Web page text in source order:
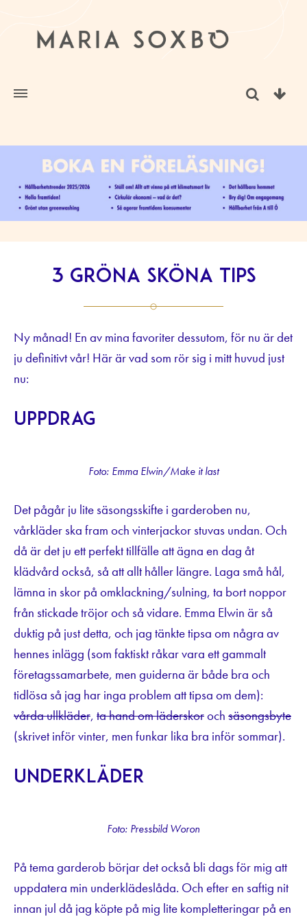
3 gröna sköna tips
Ny månad! En av mina favoriter dessutom, för nu är det
ju definitivt vår! Här är vad som rör sig i mitt huvud just
nu:
Uppdrag
Foto: Emma Elwin/Make it last
Det pågår ju lite säsongsskifte i garderoben nu,
vårkläder ska fram och vinterjackor stuvas undan. Och
då är det ju ett perfekt tillfälle att ägna en dag åt
klädvård också, så att allt håller längre. Laga små hål,
lämna in skor på omklackning/sulning, ta bort noppor
från stickade tröjor och så vidare. Emma Elwin är så
duktig på just detta, och jag tänkte tipsa om några av
hennes inlägg (som faktiskt råkar vara ett gammalt
företagssamarbete, men guiderna är både bra och
tidlösa så jag har inga problem att tipsa om dem):
vårda ullkläder, ta hand om läderskoroch säsongsbyte
(skrivet inför vinter, men funkar lika bra inför sommar).
Underkläder
Foto: Pressbild Woron
På tema garderob börjar det också bli dags för mig att
uppdatera min underklädeslåda. Och efter en saftig nit
innan jul då jag köpte på mig lite kompletteringar på en